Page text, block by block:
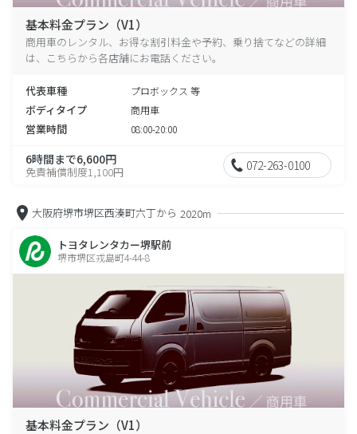
基本料金プラン（V1）
商用車のレンタル、お得な割引料金や予約、乗り捨てなどの詳細
は、こちらから各店舗にお電話ください。
代表車種 プロボックス 等
ボディタイプ 商用車
営業時間 08:00-20:00
6時間まで6,600円
免責補償制度1,100円 072-263-0100
大阪府堺市堺区西湊町六丁から 2020m
トヨタレンタカー堺駅前
堺市堺区戎島町4-44-8
基本料金プラン（V1）